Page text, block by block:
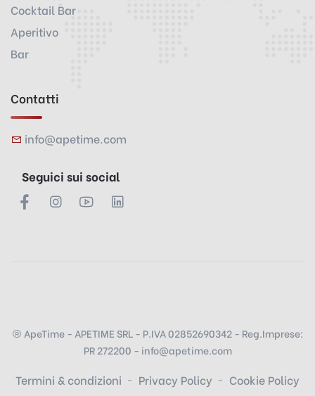
Cocktail Bar
Aperitivo
Bar
Contatti
info@apetime.com
Seguici sui social
ApeTime - APETIME SRL - P.IVA 02852690342 - Reg.Imprese:
PR 272200 - info@apetime.com
Termini & condizioni Privacy Policy
Cookie Policy